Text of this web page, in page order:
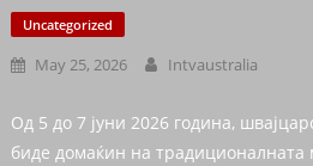
Uncategorized
May 25, 2026 Intvaustralia
Од 5 до 7 јуни 2026 година,
биде домаќин на традиционалната